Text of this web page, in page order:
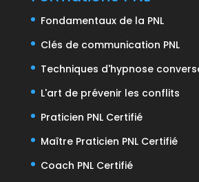
Fondamentaux de la PNL
Clés de communication PNL
Techniques d'hypnose
L'art de prévenir les conflits
Praticien PNL Certifié
Maître Praticien PNL Certifié
Coach PNL Certifié